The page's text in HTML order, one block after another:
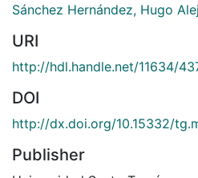
Sánchez Hernández, Hugo
URI
http://hdl.handle.net/11634/
DOI
http://dx.doi.org/10.15332/
Publisher